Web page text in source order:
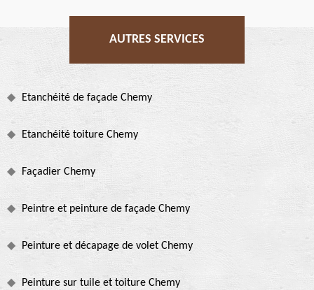
AUTRES SERVICES
Etanchéité de façade Chemy
Etanchéité toiture Chemy
Façadier Chemy
Peintre et peinture de façade Chemy
Peinture et décapage de volet Chemy
Peinture sur tuile et toiture Chemy